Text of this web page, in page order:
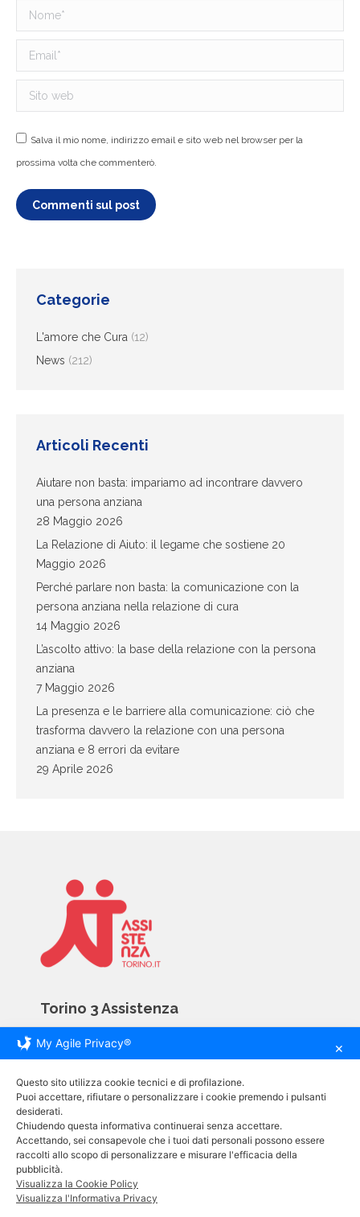
Nome *
Email *
Sito web
Salva il mio nome, indirizzo email e sito web nel browser per la
prossima volta che commenterò.
Commenti sul post
Categorie
L'amore che Cura (12)
News (212)
Articoli Recenti
Aiutare non basta: impariamo ad incontrare davvero
una persona anziana
28 Maggio 2026
La Relazione di Aiuto: il legame che sostiene 20
Maggio 2026
Perché parlare non basta: la comunicazione con la
persona anziana nella relazione di cura
14 Maggio 2026
L’ascolto attivo: la base della relazione con la persona
anziana
7 Maggio 2026
La presenza e le barriere alla comunicazione: ciò che
trasforma davvero la relazione con una persona
anziana e 8 errori da evitare
29 Aprile 2026
Torino 3 Assistenza
Via Giovanni Servais 81D
tel. +39 011 793 09 04
cell. +39 320 037 44 17
e-mail. info@assistenzatorino.it
Informative
My Agile Privacy® ✕
Questo sito utilizza cookie tecnici e di profilazione.
Puoi accettare, rifiutare o personalizzare i cookie premendo i pulsanti
desiderati.
Chiudendo questa informativa continuerai senza accettare.
Accettando, sei consapevole che i tuoi dati personali possono essere
raccolti allo scopo di personalizzare e misurare l'efficacia della
pubblicità.
Visualizza la Cookie Policy
Visualizza l'Informativa Privacy